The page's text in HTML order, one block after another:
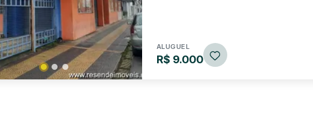
ALUGUEL
R$ 9.000